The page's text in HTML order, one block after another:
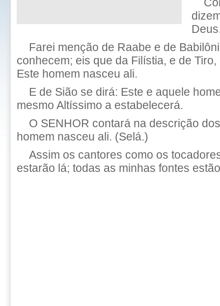
Farei menção de Raabe e de
conhecem; eis que da Filístia, e de
Este homem nasceu ali.
E de Sião se dirá: Este e aquele
mesmo Altíssimo a estabelecerá.
O SENHOR contará na descrição
homem nasceu ali. (Selá.)
Assim os cantores como os
estarão lá; todas as minhas fontes